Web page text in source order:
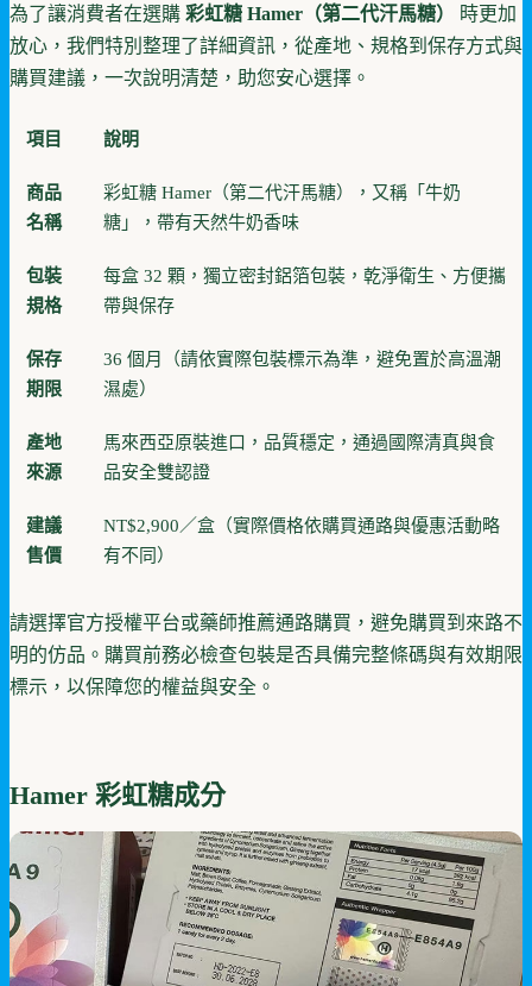
為了讓消費者在選購 彩虹糖 Hamer（第二代汗馬糖）
時更加
放心，我們特別整理了詳細資訊，從產地、規格到保存方式與
購買建議，一次說明清楚，助您安心選擇。
項目 說明
商品
名稱
彩虹糖 Hamer（第二代汗馬糖），又稱「牛奶
糖」，帶有天然牛奶香味
包裝
規格
每盒 32 顆，獨立密封鋁箔包裝，乾淨衛生、方便攜
帶與保存
保存
期限
36 個月（請依實際包裝標示為準，避免置於高溫潮
濕處）
產地
來源
馬來西亞原裝進口，品質穩定，通過國際清真與食
品安全雙認證
建議
售價
NT$2,900／盒（實際價格依購買通路與優惠活動略
有不同）
請選擇官方授權平台或藥師推薦通路購買，避免購買到來路不
明的仿品。購買前務必檢查包裝是否具備完整條碼與有效期限
標示，以保障您的權益與安全。
Hamer 彩虹糖成分